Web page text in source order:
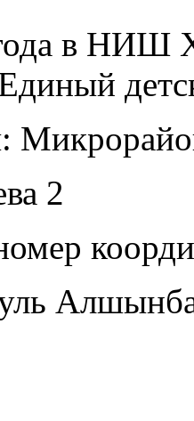
в НИШ
2